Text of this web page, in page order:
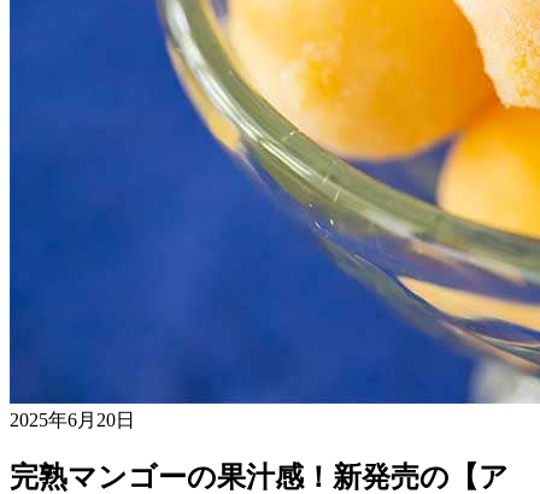
2025年6月20日
完熟マンゴーの果汁感！新発売の【ア